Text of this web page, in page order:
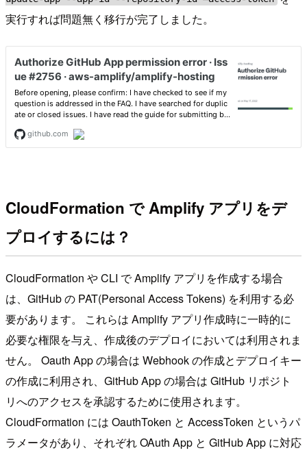
実行すれば問題無く移行が完了しました。
CloudFormation で Amplify アプリをデ
プロイするには？
CloudFormation や CLI で Amplify アプリを作成する場合
は、GitHub の PAT(Personal Access Tokens) を利用する必
要があります。 これらは Amplify アプリ作成時に一時的に
必要な権限を与え、作成後のデプロイにおいては利用されま
せん。 Oauth App の場合は Webhook の作成とデプロイキー
の作成に利用され、GitHub App の場合は GitHub リポジト
リへのアクセスを承認するために使用されます。
CloudFormation には OauthToken と AccessToken というパ
ラメータがあり、それぞれ OAuth App と GitHub App に対応